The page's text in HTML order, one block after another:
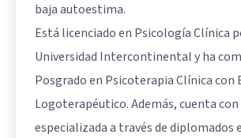
baja autoestima.
Está licenciado en Psicología Clínica
Universidad Intercontinental y ha
Posgrado en Psicoterapia Clínica con
Logoterapéutico. Además, cuenta
especializada a través de diplomados